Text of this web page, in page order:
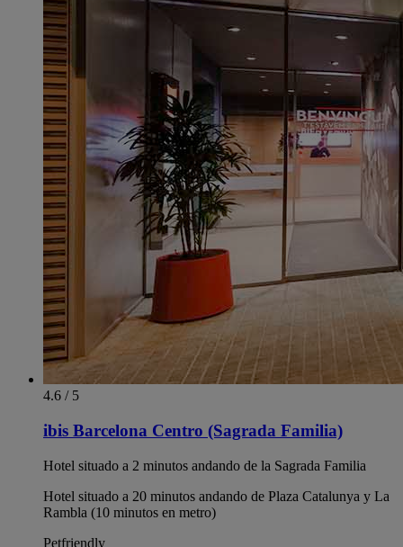
4.6 / 5
ibis Barcelona Centro (Sagrada Familia)
Hotel situado a 2 minutos andando de la Sagrada Familia
Hotel situado a 20 minutos andando de Plaza Catalunya y La
Rambla (10 minutos en metro)
Petfriendly